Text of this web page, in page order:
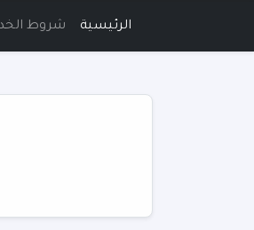
الرئيسية شروط